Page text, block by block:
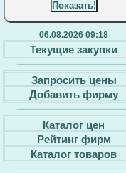
06.08.2026 09:18
Текущие закупки
Запросить цены
Добавить фирму
Каталог цен
Рейтинг фирм
Каталог товаров